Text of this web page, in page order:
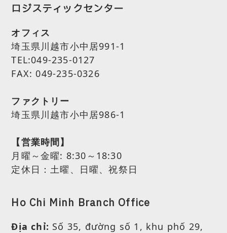
ロジスティックセンター
オフィス
埼玉県川越市小中居991-1
TEL:049-235-0127
FAX: 049-235-0326
ファクトリー
埼玉県川越市小中居986-1
【営業時間】
月曜～金曜: 8:30～18:30
定休日：土曜、日曜、祝祭日
Ho Chi Minh Branch Office
Địa chỉ: Số 35, đường số 1, khu phố 29,